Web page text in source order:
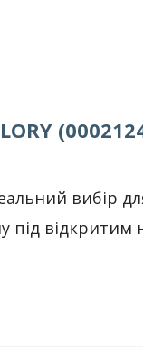
вибір
під відкритим